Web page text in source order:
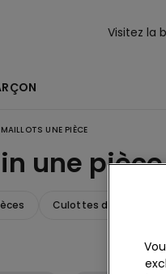
Visitez la
MAILLOTS UNE PIÈCE
une pièce
Culottes de bain